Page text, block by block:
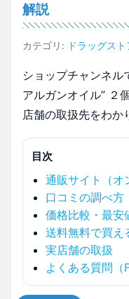
解説
カテゴリ: ドラッグスト
ショップチャンネ
アルガンオイル” ２
店舗の取扱先をわか
目次
通販サイト（オ
口コミの調べ方
価格比較・最安
送料無料で買え
実店舗の取扱
よくある質問（